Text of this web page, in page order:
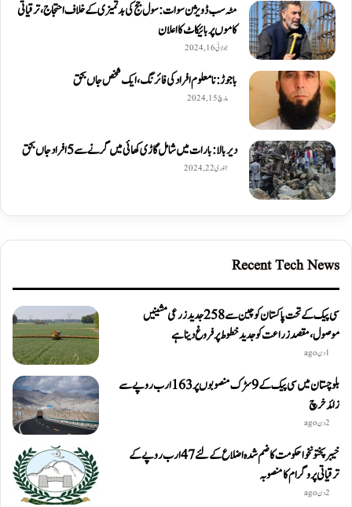
مٹہ سب ڈویژن سوات: سول جج کی بدتمیزی کے خلاف احتجاج، ترقیاتی
کاموں پر بائیکاٹ کا اعلان
جولائی 16, 2024
باجوڑ: نامعلوم افراد کی فائرنگ، ایک شخص جاں بحق
مارچ 15, 2024
دیربالا: بارات میں شامل گاڑی کھائی میں گرنے سے 5 افراد جاں بحق
جنوری 22, 2024
Recent Tech News
سی پیک کے تحت پاکستان کو چین سے 258 جدید زرعی مشینیں
موصول،مقصد زراعت کو جدید خطوط پر فروغ دینا ہے
1 دن ago
بلوچستان میں سی پیک کے 9 سڑک منصوبوں پر 163 ارب روپے سے
زائد خرچ
2 دن ago
خیبرپختونخوا حکومت کا ضم شدہ اضلاع کے لئے 47 ارب روپے کے
ترقیاتی پروگرام کا منصوبہ
2 دن ago